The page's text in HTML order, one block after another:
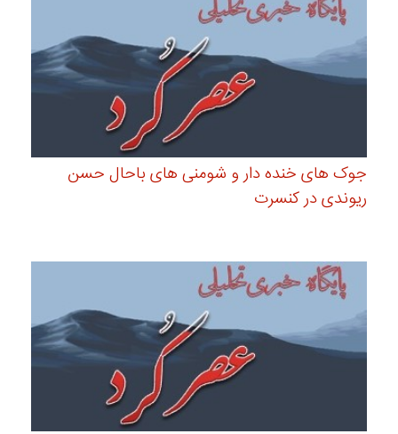
جوک های خنده دار و شومنی های باحال حسن
ریوندی در کنسرت